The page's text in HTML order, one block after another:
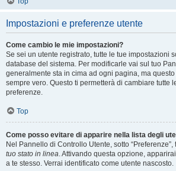
Impostazioni e preferenze utente
Come cambio le mie impostazioni?
Se sei un utente registrato, tutte le tue impostazioni
database del sistema. Per modificarle vai sul tuo
generalmente sta in cima ad ogni pagina, ma
sempre vero. Questo ti permetterà di cambiare tutte
preferenze.
Top
Come posso evitare di apparire nella lista degli
Nel Pannello di Controllo Utente, sotto “Preferenze”,
tuo stato in linea. Attivando questa opzione,
a te stesso. Verrai identificato come utente nascosto.